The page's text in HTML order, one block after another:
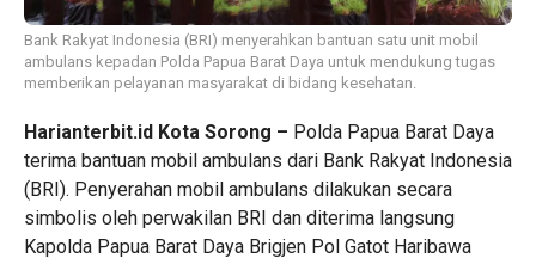
Bank Rakyat Indonesia (BRI) menyerahkan bantuan satu unit mobil
ambulans kepadan Polda Papua Barat Daya untuk mendukung tugas
memberikan pelayanan masyarakat di bidang kesehatan.
Harianterbit.id Kota Sorong – Polda Papua Barat Daya
terima bantuan mobil ambulans dari Bank Rakyat Indonesia
(BRI). Penyerahan mobil ambulans dilakukan secara
simbolis oleh perwakilan BRI dan diterima langsung
Kapolda Papua Barat Daya Brigjen Pol Gatot Haribawa